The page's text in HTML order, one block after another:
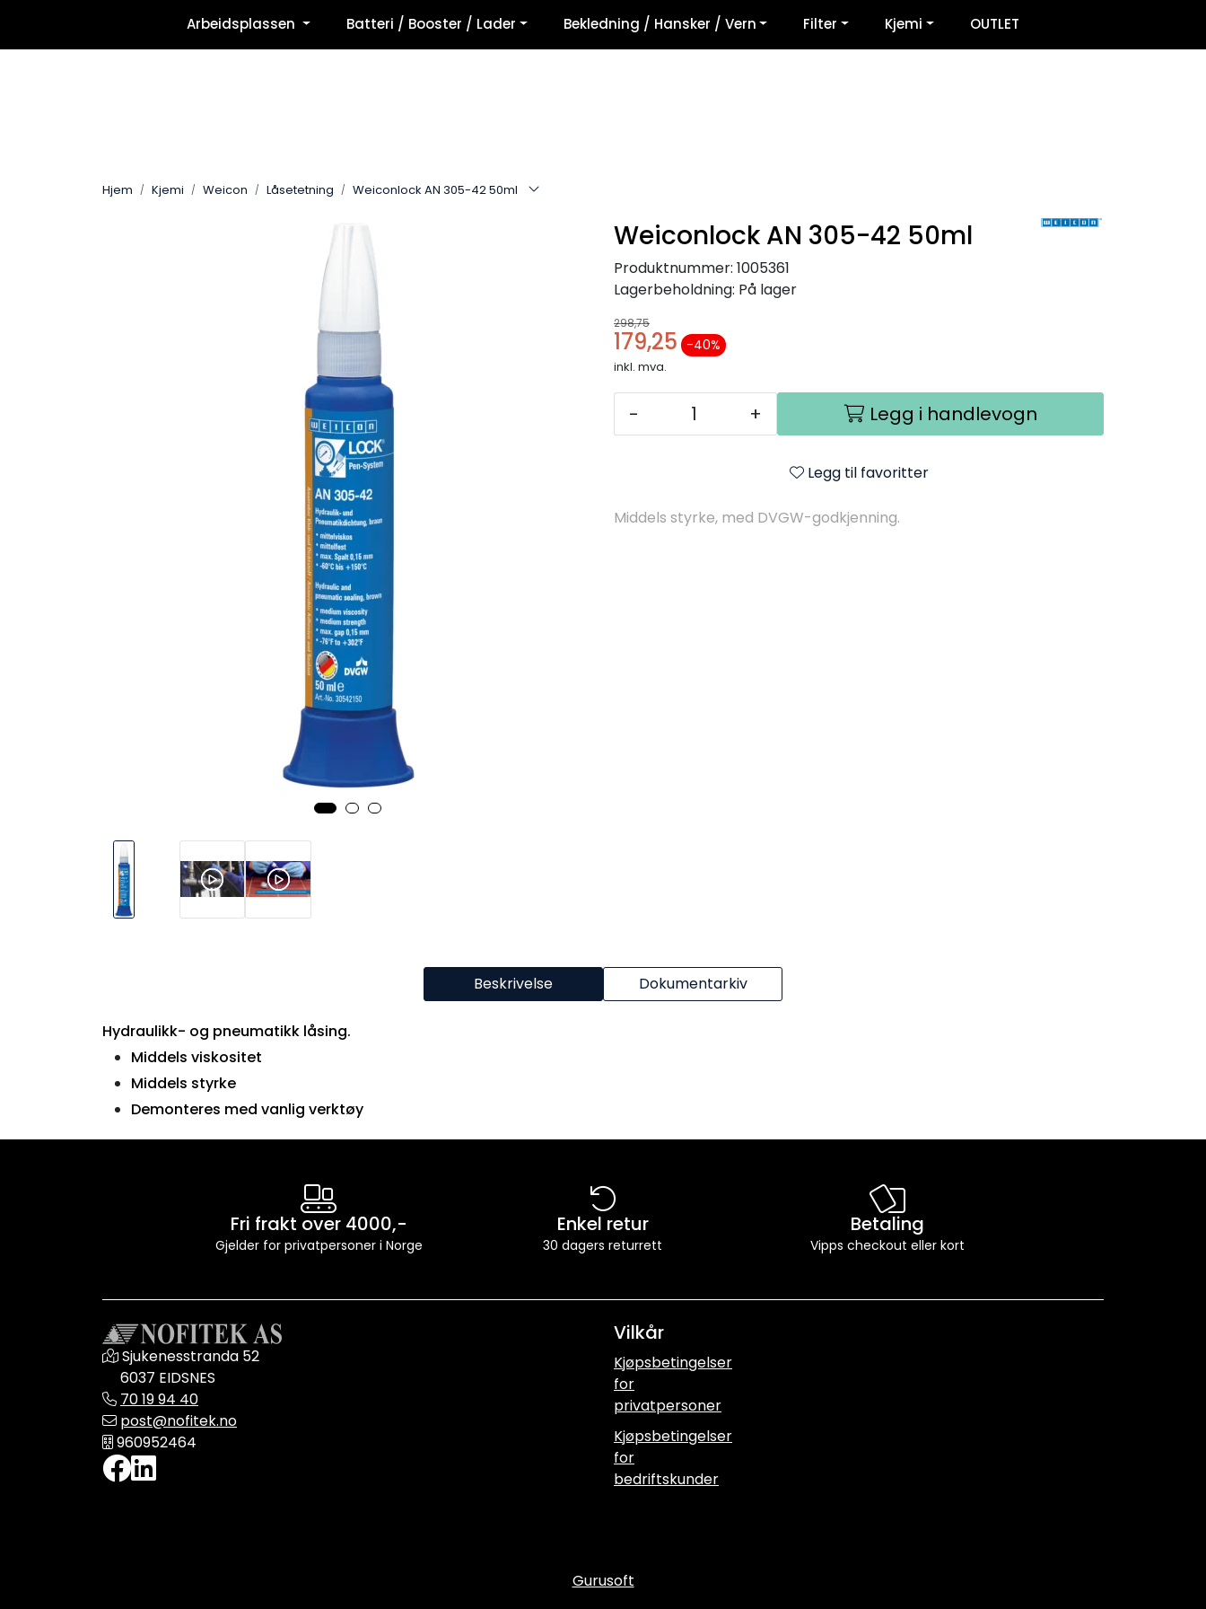
Infosenter Favoritter
Arbeidsplassen Batteri / Booster / Lader Bekledning / Hansker / Vern Filter Kjemi OUTLET
Hjem Kjemi Weicon Låsetetning Weiconlock AN 305-42 50ml
Weiconlock AN 305-42 50ml
Produktnummer: 1005361
Lagerbeholdning: På lager
298,75
179,25 -40 %
inkl. mva.
- + Legg i handlevogn
Legg til favoritter
Middels styrke, med DVGW-godkjenning.
Beskrivelse Dokumentarkiv
Hydraulikk- og pneumatikk låsing.
Middels viskositet
Middels styrke
Demonteres med vanlig verktøy
Fri frakt over 4000,-
Gjelder for privatpersoner i Norge
Enkel retur
30 dagers returrett
Betaling
Vipps checkout eller kort
Sjukenesstranda 52
6037 EIDSNES
70 19 94 40
post@nofitek.no
960952464
Vilkår
Kjøpsbetingelser
for
privatpersoner
Kjøpsbetingelser
for
bedriftskunder
Gurusoft